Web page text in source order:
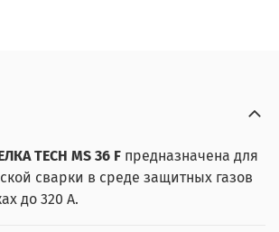
TECH MS 36 F предназначена для
сварки в среде защитных газов
до 320 А.